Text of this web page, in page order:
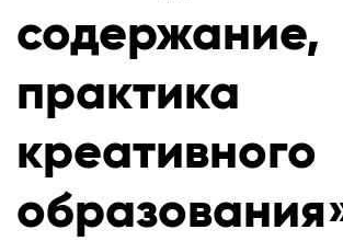
содержание,
практика
креативного